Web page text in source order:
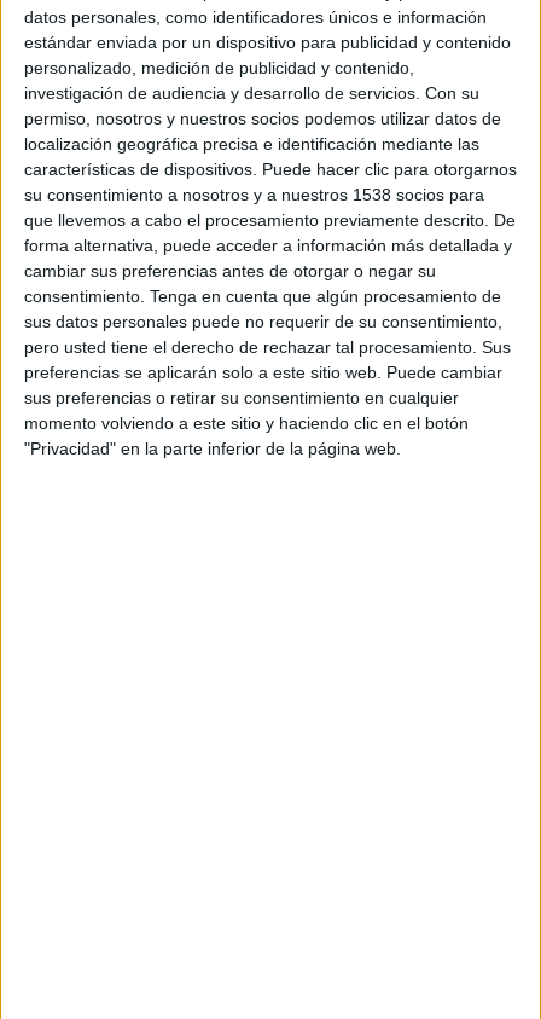
datos personales, como identificadores únicos e información
estándar enviada por un dispositivo para publicidad y contenido
personalizado, medición de publicidad y contenido,
investigación de audiencia y desarrollo de servicios. Con su
permiso, nosotros y nuestros socios podemos utilizar datos de
localización geográfica precisa e identificación mediante las
características de dispositivos. Puede hacer clic para otorgarnos
su consentimiento a nosotros y a nuestros 1538 socios para
que llevemos a cabo el procesamiento previamente descrito. De
forma alternativa, puede acceder a información más detallada y
cambiar sus preferencias antes de otorgar o negar su
consentimiento. Tenga en cuenta que algún procesamiento de
sus datos personales puede no requerir de su consentimiento,
pero usted tiene el derecho de rechazar tal procesamiento. Sus
preferencias se aplicarán solo a este sitio web. Puede cambiar
sus preferencias o retirar su consentimiento en cualquier
momento volviendo a este sitio y haciendo clic en el botón
"Privacidad" en la parte inferior de la página web.
sustituyendo a Morley, que se incorporará a su nuevo puesto el próximo 1 de
julio. Desde 1982 Morley ha trabajado para Diageo como director comercial de
Johnnie Walker y director mundial de las categorías de whisky, ginebra y marcas
premium. Asimismo, en los últimos cuatro años ha impulsado a la compañía hacia
una estrategia de innovación en todas sus áreas, centrándose en la búsqueda de
incorporó a la compañía hace cuarto años como director comercial de España,
cargo desde el que ha conseguido adaptar las nuevas necesidades de consumidor
y cliente y relanzar el segmento de los espirituosos con iniviativas pioneras en el
sector como Store un Storeen Alimentación o Freshly Made y Cool Cocktails en
hostelería.